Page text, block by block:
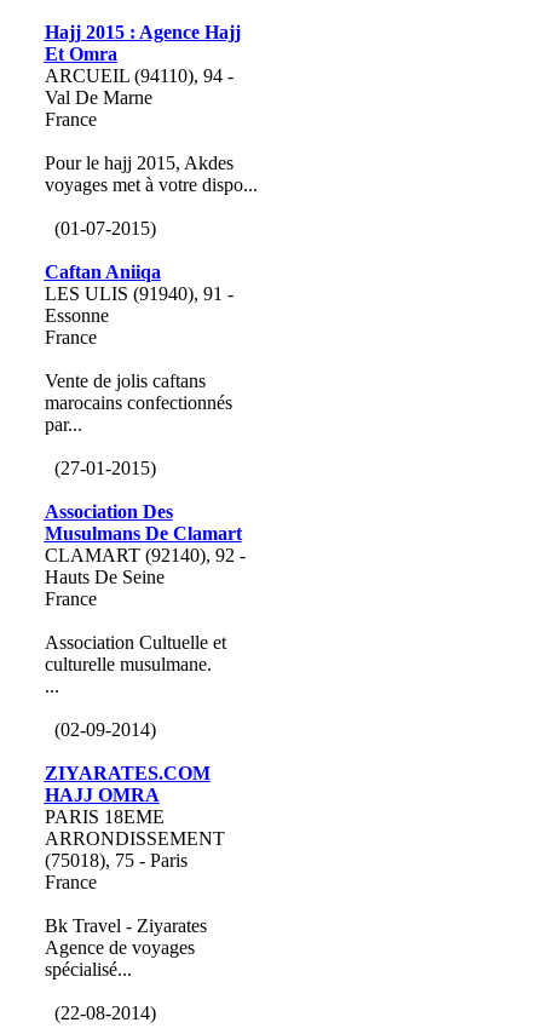
Hajj 2015 : Agence Hajj
Et Omra
ARCUEIL (94110), 94 -
Val De Marne
France
Pour le hajj 2015, Akdes
voyages met à votre dispo...
(01-07-2015)
Caftan Aniiqa
LES ULIS (91940), 91 -
Essonne
France
Vente de jolis caftans
marocains confectionnés
par...
(27-01-2015)
Association Des
Musulmans De Clamart
CLAMART (92140), 92 -
Hauts De Seine
France
Association Cultuelle et
culturelle musulmane.
...
(02-09-2014)
ZIYARATES.COM
HAJJ OMRA
PARIS 18EME
ARRONDISSEMENT
(75018), 75 - Paris
France
Bk Travel - Ziyarates
Agence de voyages
spécialisé...
(22-08-2014)